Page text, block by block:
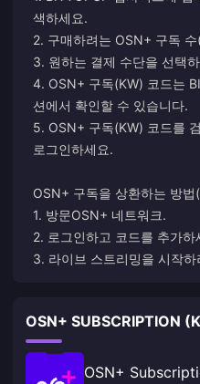
색하세요.
2. 구매하려는 OSN+ 구독
3. 원하는 결제 수단을 선택
4. OSN+ 구독(KW) 코드는
션에서 확인할 수 있습니다.
5. OSN+ 구독(KW) 코드를
로그인하세요.
OSN+ 구독을 상환하는 방법
1. 방문OSN+ 네트워크.
2. 로그인하고 코드를 추가하
3. 라이브 스트리밍을 시작
OSN+ SUBSCRIPTION
OSN+